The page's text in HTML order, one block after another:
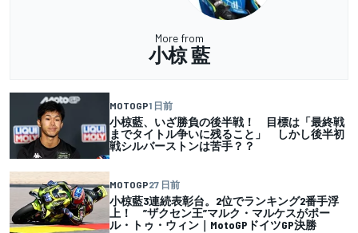
More from
小椋 藍
MOTOGP1 日前
小椋藍、いざ勝負の後半戦！ 目標は「最終戦
までタイトル争いに残ること」 しかし後半初
戦シルバーストンは苦手？？
MOTOGP27 日前
小椋藍3連続表彰台。2位でランキング2番手浮
上！ ”ザクセン王”マルク・マルケスがポー
ル・トゥ・ウィン｜MotoGPドイツGP決勝